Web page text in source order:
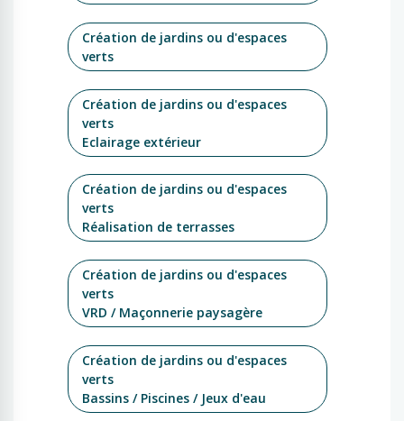
Création de jardins ou d'espaces
verts
Création de jardins ou d'espaces
verts
Eclairage extérieur
Création de jardins ou d'espaces
verts
Réalisation de terrasses
Création de jardins ou d'espaces
verts
VRD / Maçonnerie paysagère
Création de jardins ou d'espaces
verts
Bassins / Piscines / Jeux d'eau